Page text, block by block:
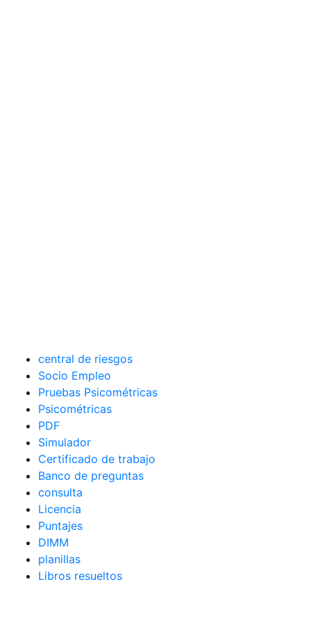
central de riesgos
Socio Empleo
Pruebas Psicométricas
Psicométricas
PDF
Simulador
Certificado de trabajo
Banco de preguntas
consulta
Licencia
Puntajes
DIMM
planillas
Libros resueltos